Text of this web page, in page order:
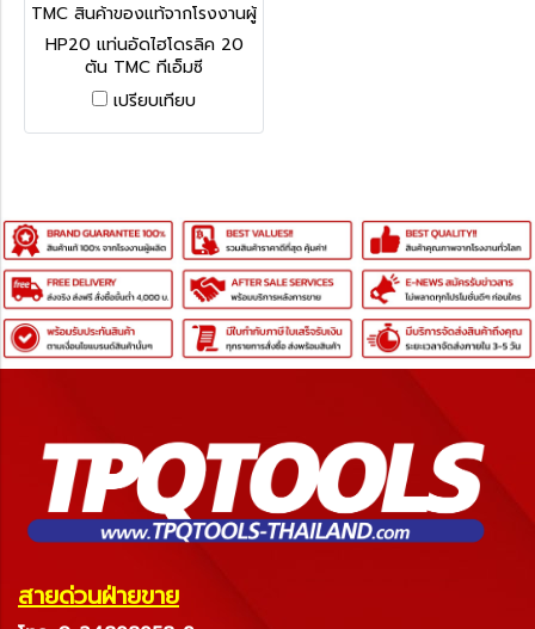
TMC สินค้าของแท้จากโรงงานผู้
ผลิต HP20
HP20 แท่นอัดไฮโดรลิค 20
ตัน TMC ทีเอ็มซี
เปรียบเทียบ
สายด่วนฝ่ายขาย